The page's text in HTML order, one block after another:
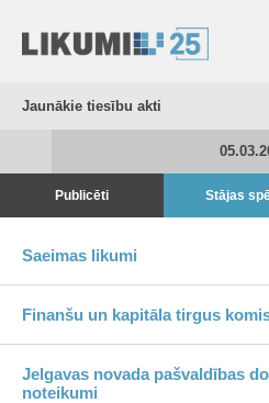
Jaunākie tiesību akti
Publicēti Stājas
Saeimas likumi
Finanšu un kapitāla tirgus
Jelgavas novada pašvaldības
noteikumi